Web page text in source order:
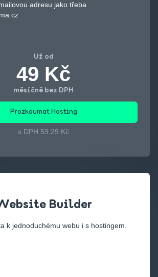
adresu jako třeba
Už od
49 Kč
měsíčně bez DPH
Prozkoumat Hosting
s DPH 59,29 Kč
Builder
k jednoduchému webu i s hostingem.